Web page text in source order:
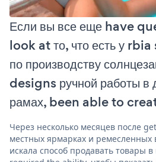
Если вы все еще have
look at то, что есть у
по производству
designs ручной работы в
рамах, been able to
Через несколько месяцев после
местных ярмарках и ремесленных
искала способ продавать товары